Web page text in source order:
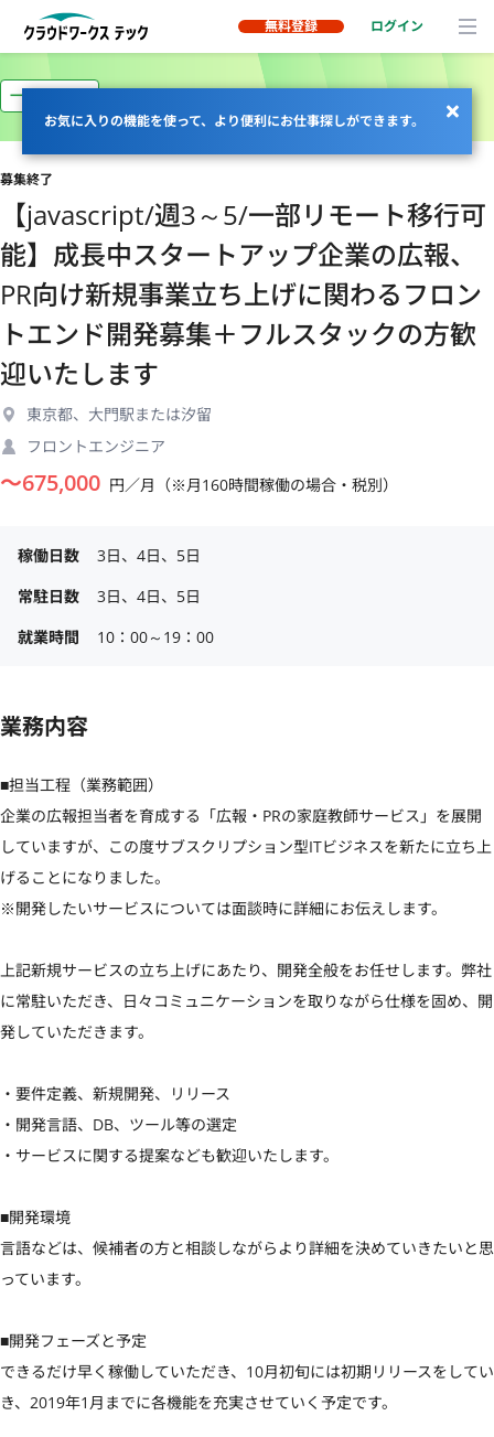
無料登録 ログイン
お気に入りの機能を使って、より便利にお仕事探しができます。
一部リモート
募集終了
【javascript/週3～5/一部リモート移行可
能】成長中スタートアップ企業の広報、
PR向け新規事業立ち上げに関わるフロン
トエンド開発募集＋フルスタックの方歓
迎いたします
東京都、大門駅または汐留
フロントエンジニア
〜675,000 円／月（※月160時間稼働の場合・税別）
稼働日数
3日、4日、5日
常駐日数
3日、4日、5日
就業時間
10：00～19：00
業務内容
■担当工程（業務範囲）
企業の広報担当者を育成する「広報・PRの家庭教師サービス」を展開
していますが、この度サブスクリプション型ITビジネスを新たに立ち上
げることになりました。
※開発したいサービスについては面談時に詳細にお伝えします。
上記新規サービスの立ち上げにあたり、開発全般をお任せします。弊社
に常駐いただき、日々コミュニケーションを取りながら仕様を固め、開
発していただきます。
・要件定義、新規開発、リリース
・開発言語、DB、ツール等の選定
・サービスに関する提案なども歓迎いたします。
■開発環境
言語などは、候補者の方と相談しながらより詳細を決めていきたいと思
っています。
■開発フェーズと予定
できるだけ早く稼働していただき、10月初旬には初期リリースをしてい
き、2019年1月までに各機能を充実させていく予定です。